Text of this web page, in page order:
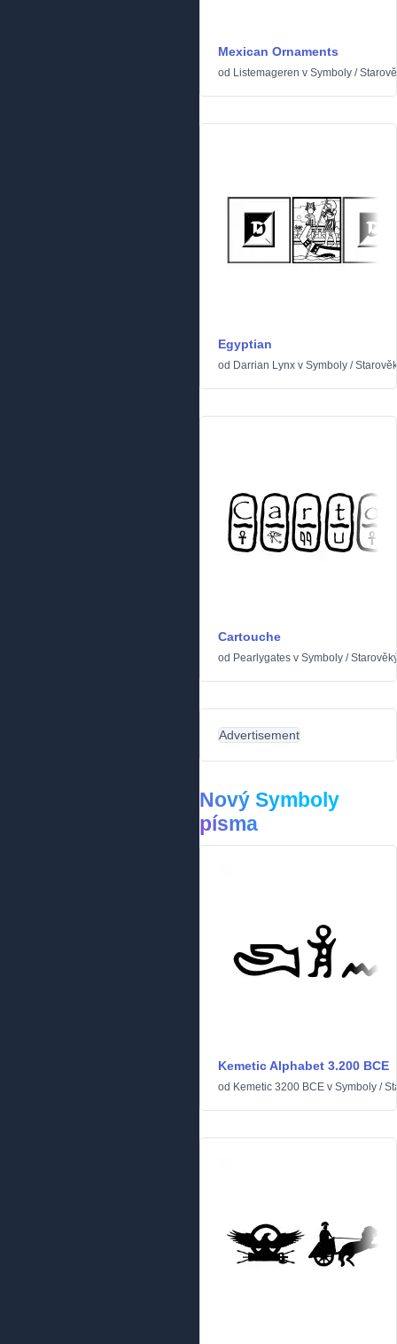
Mexican Ornaments
od Listemageren v Symboly /
Egyptian
od Darrian Lynx v Symboly /
Cartouche
od Pearlygates v Symboly /
Advertisement
Nový Symboly
písma
Kemetic Alphabet 3.200 BCE
od Kemetic 3200 BCE v Symboly /